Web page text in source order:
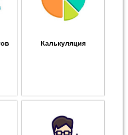
Калькуляция